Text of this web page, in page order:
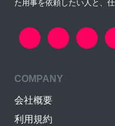
た用事を依頼したい人と、
COMPANY
会社概要
利用規約